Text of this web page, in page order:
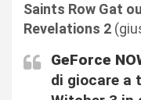
Saints Row Gat
Revelations 2
GeForce
di giocare a